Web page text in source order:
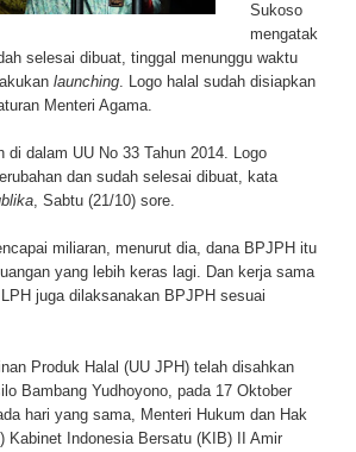
Sukoso
mengatak
selesai dibuat, tinggal menunggu waktu
launching. Logo halal sudah disiapkan
Menteri Agama.
di dalam UU No 33 Tahun 2014. Logo
dan sudah selesai dibuat, kata
, Sabtu (21/10) sore.
miliaran, menurut dia, dana BPJPH itu
yang lebih keras lagi. Dan kerja sama
juga dilaksanakan BPJPH sesuai
Produk Halal (UU JPH) telah disahkan
Bambang Yudhoyono, pada 17 Oktober
hari yang sama, Menteri Hukum dan Hak
Kabinet Indonesia Bersatu (KIB) II Amir